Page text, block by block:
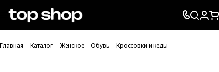
Проверка хлебных крошек
Главная Каталог Женское Обувь Кроссовки и кеды